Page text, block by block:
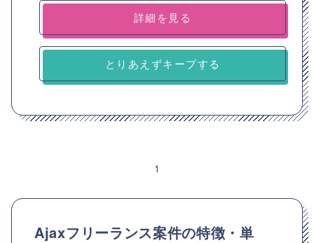
詳細を見る
とりあえずキープする
1
Ajaxフリーランス案件の特徴・単